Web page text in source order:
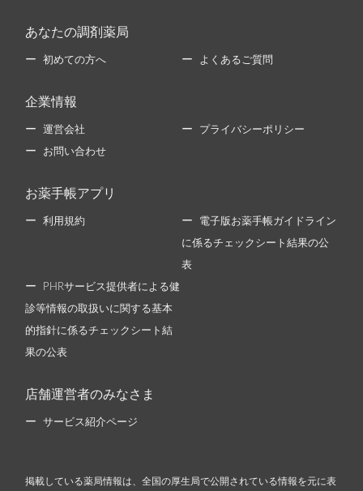
あなたの調剤薬局
初めての方へ よくあるご質問
企業情報
運営会社 プライバシーポリシー
お問い合わせ
お薬手帳アプリ
利用規約 電子版お薬手帳ガイドライン
に係るチェックシート結果の公
表
PHRサービス提供者による健
診等情報の取扱いに関する基本
的指針に係るチェックシート結
果の公表
店舗運営者のみなさま
サービス紹介ページ
掲載している薬局情報は、全国の厚生局で公開されている情報を元に表